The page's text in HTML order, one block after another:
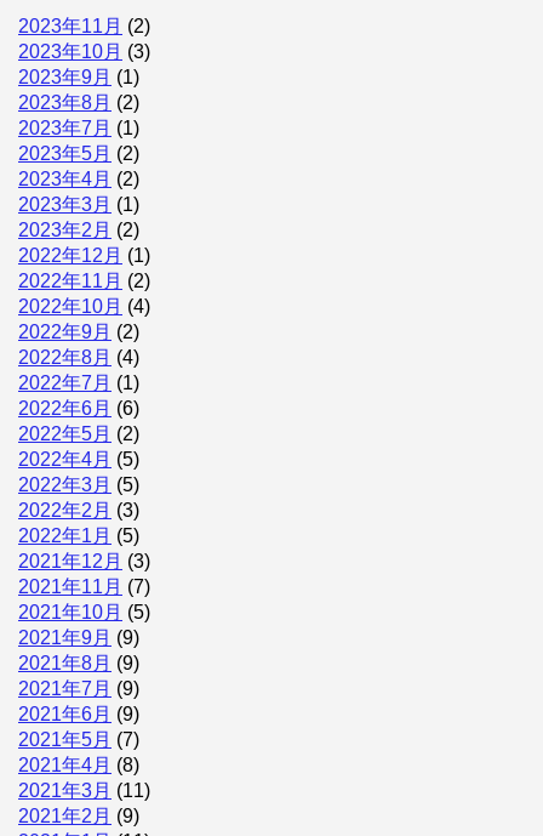
2023年11月 (2)
2023年10月 (3)
2023年9月 (1)
2023年8月 (2)
2023年7月 (1)
2023年5月 (2)
2023年4月 (2)
2023年3月 (1)
2023年2月 (2)
2022年12月 (1)
2022年11月 (2)
2022年10月 (4)
2022年9月 (2)
2022年8月 (4)
2022年7月 (1)
2022年6月 (6)
2022年5月 (2)
2022年4月 (5)
2022年3月 (5)
2022年2月 (3)
2022年1月 (5)
2021年12月 (3)
2021年11月 (7)
2021年10月 (5)
2021年9月 (9)
2021年8月 (9)
2021年7月 (9)
2021年6月 (9)
2021年5月 (7)
2021年4月 (8)
2021年3月 (11)
2021年2月 (9)